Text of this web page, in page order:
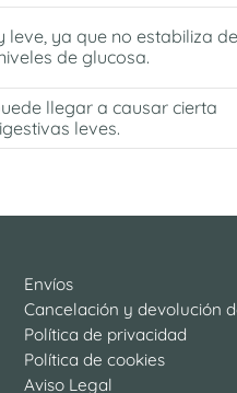
leve, ya que no estabiliza de
de glucosa.
llegar a causar cierta
leves.
Envíos
Cancelación y devolución
Política de privacidad
Política de cookies
Aviso Legal